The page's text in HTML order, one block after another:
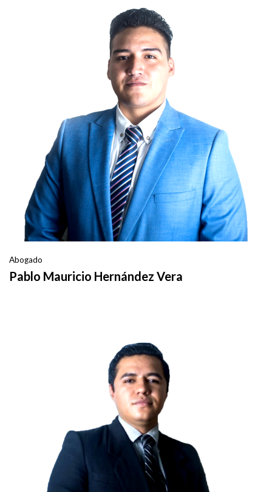
Abogado
Pablo Mauricio Hernández Vera